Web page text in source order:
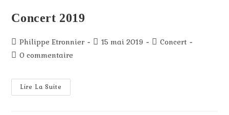
Concert 2019
Philippe Etronnier 15 mai 2019
Concert
0 commentaire
Lire La Suite